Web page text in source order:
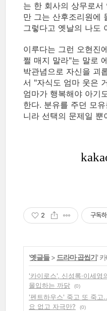
는 한 회사의 상무로서
만 그는 산후조리원에
그렇다고 옛날의 나도
이루다는 그런 오현진
쩔 매지 말라"는 말로
박관념으로 자신을 괴
서 "자식도 엄마 웃은
엄마가 행복해야 아기
한다. 분유를 주던 모
니라 선택의 문제일 뿐
2 구독하
'옛글들> 드라마 곱씹기'
'카이로스', 신성록·이세영
몰입하는 까닭
(0)
'펜트하우스' 죽고 또 죽고
요 없고 자극만?
(0)